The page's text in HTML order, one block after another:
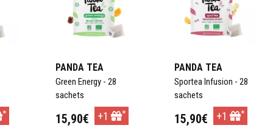
:
ou une
vitalité. Pour soutenir
alimentaires forme
minéraux et
*
PANDA TEA
Green Energy - 28
sachets
15,90€ +1 *
PANDA TEA
Sportea Infusion - 28
sachets
15,90€ +1 *